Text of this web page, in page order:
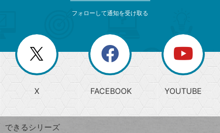
じ
る
search
検
索
上
昇
ワ
ー
閉
じ
る
ー
か
ら
探
す
フォローして通知を受け取る
X FACEBOOK YOUTUBE
できるシリーズ